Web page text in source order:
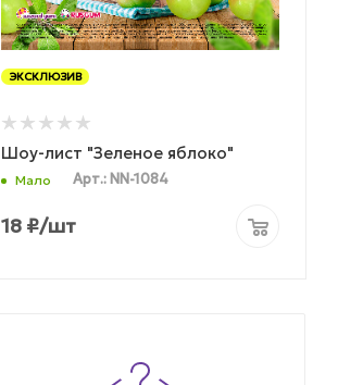
ЭКСКЛЮЗИВ
Шоу-лист "Зеленое яблоко"
Мало Арт.: NN-1084
18 ₽/шт